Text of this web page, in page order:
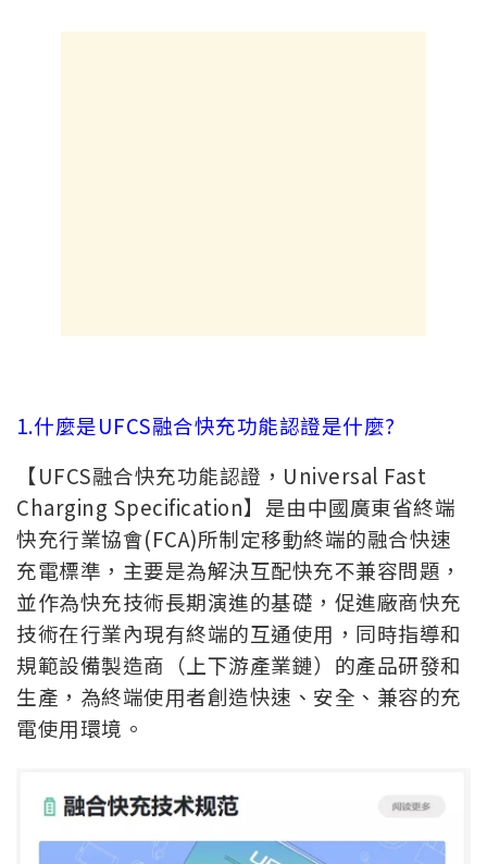
1.什麼是UFCS融合快充功能認證是什麼?
【UFCS融合快充功能認證，Universal Fast
Charging Specification】是由中國廣東省終端
快充行業協會(FCA)所制定移動終端的融合快速
充電標準，主要是為解決互配快充不兼容問題，
並作為快充技術長期演進的基礎，促進廠商快充
技術在行業內現有終端的互通使用，同時指導和
規範設備製造商（上下游產業鏈）的產品研發和
生產，為終端使用者創造快速、安全、兼容的充
電使用環境。